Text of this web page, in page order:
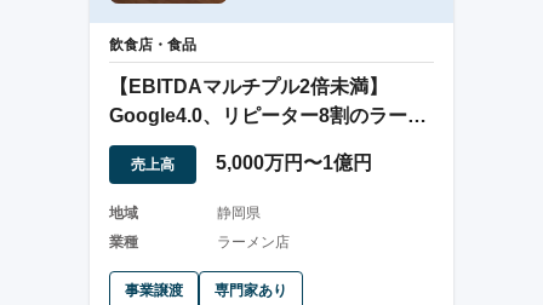
飲食店・食品
【EBITDAマルチプル2倍未満】
Google4.0、リピーター8割のラーメ
ン店
売上高 5,000万円〜1億円
地域
静岡県
業種
ラーメン店
事業譲渡 専門家あり